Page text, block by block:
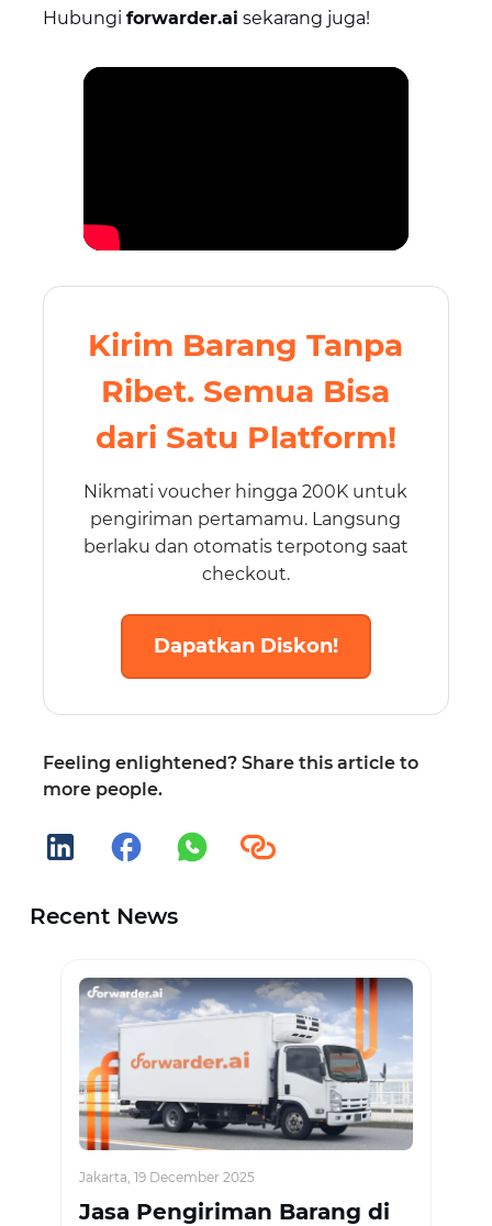
Hubungi forwarder.ai sekarang juga!
Kirim Barang Tanpa
Ribet. Semua Bisa
dari Satu Platform!
Nikmati voucher hingga 200K untuk
pengiriman pertamamu. Langsung
berlaku dan otomatis terpotong saat
checkout.
Dapatkan Diskon!
Feeling enlightened? Share this article to
more people.
Recent News
Jakarta, 19 December 2025
Jasa Pengiriman Barang di